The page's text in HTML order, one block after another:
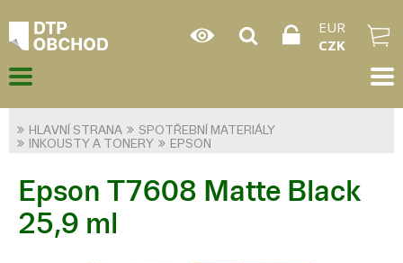
EUR
CZK
HLAVNÍ STRANA
SPOTŘEBNÍ MATERIÁLY
INKOUSTY A TONERY
EPSON
Epson T7608 Matte Black
25,9 ml